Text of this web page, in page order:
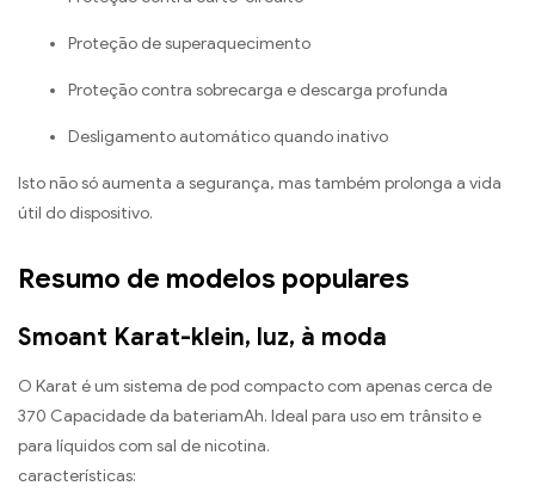
Proteção de superaquecimento
Proteção contra sobrecarga e descarga profunda
Desligamento automático quando inativo
Isto não só aumenta a segurança, mas também prolonga a vida
útil do dispositivo.
Resumo de modelos populares
Smoant Karat-klein, luz, à moda
O Karat é um sistema de pod compacto com apenas cerca de
370 Capacidade da bateriamAh. Ideal para uso em trânsito e
para líquidos com sal de nicotina.
características: